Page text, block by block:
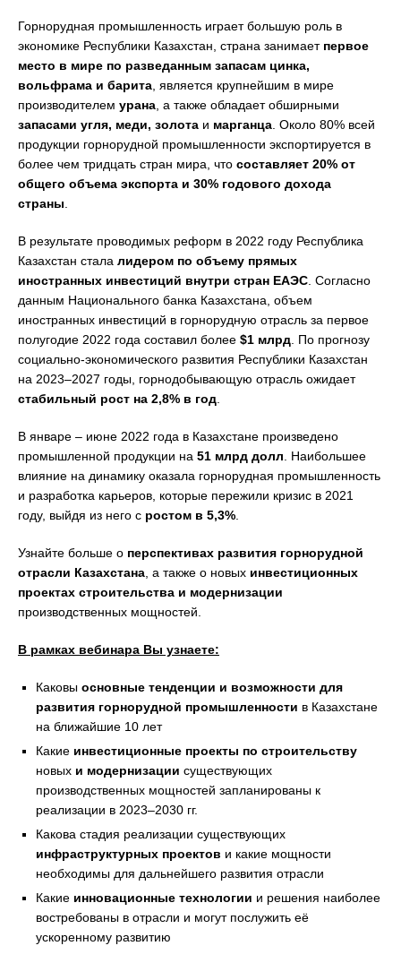
Горнорудная промышленность играет большую роль в
экономике Республики Казахстан, страна занимает первое
место в мире по разведанным запасам цинка,
вольфрама и барита , является крупнейшим в мире
производителем урана , а также обладает обширными
запасами угля, меди, золота и марганца . Около 80% всей
продукции горнорудной промышленности экспортируется в
более чем тридцать стран мира, что составляет 20% от
общего объема экспорта и 30% годового дохода
страны
В результате проводимых реформ в 2022 году Республика
Казахстан стала лидером по объему прямых
иностранных инвестиций внутри стран ЕАЭС . Согласно
данным Национального банка Казахстана, объем
иностранных инвестиций в горнорудную отрасль за первое
полугодие 2022 года составил более $1 млрд . По прогнозу
социально-экономического развития Республики Казахстан
на 2023–2027 годы, горнодобывающую отрасль ожидает
стабильный рост на 2,8% в год
В январе – июне 2022 года в Казахстане произведено
промышленной продукции на 51 млрд долл . Наибольшее
влияние на динамику оказала горнорудная промышленность
и разработка карьеров, которые пережили кризис в 2021
году, выйдя из него с ростом в 5,3%
Узнайте больше о перспективах развития горнорудной
отрасли Казахстана , а также о новых инвестиционных
проектах строительства и модернизации
производственных мощностей.
В рамках вебинара Вы узнаете:
Каковы основные тенденции и возможности для
развития горнорудной промышленности в Казахстане
на ближайшие 10 лет
Какие инвестиционные проекты по строительству
новых и модернизации существующих
производственных мощностей запланированы к
реализации в 2023–2030 гг.
Какова стадия реализации существующих
инфраструктурных проектов и какие мощности
необходимы для дальнейшего развития отрасли
Какие инновационные технологии и решения наиболее
востребованы в отрасли и могут послужить её
ускоренному развитию